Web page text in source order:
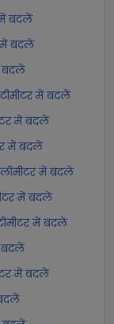
में बदलें
में बदलें
बदलें
में बदलें
में बदलें
में बदलें
में बदलें
में बदलें
में बदलें
बदलें
में बदलें